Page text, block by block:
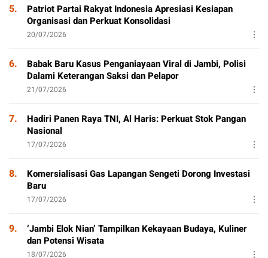
5.
Patriot Partai Rakyat Indonesia Apresiasi Kesiapan
Organisasi dan Perkuat Konsolidasi
20/07/2026
6.
Babak Baru Kasus Penganiayaan Viral di Jambi, Polisi
Dalami Keterangan Saksi dan Pelapor
21/07/2026
7.
Hadiri Panen Raya TNI, Al Haris: Perkuat Stok Pangan
Nasional
17/07/2026
8.
Komersialisasi Gas Lapangan Sengeti Dorong Investasi
Baru
17/07/2026
9.
‘Jambi Elok Nian’ Tampilkan Kekayaan Budaya, Kuliner
dan Potensi Wisata
18/07/2026